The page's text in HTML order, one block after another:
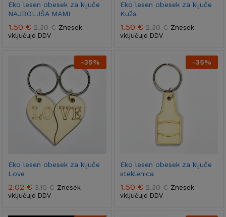
Eko lesen obesek za ključe
NAJBOLJŠA MAMI
1.50 € 2.30€ Znesek
vključuje DDV
Eko lesen obesek za ključe
Kuža
1.50 € 2.30€ Znesek
vključuje DDV
-35%
Eko lesen obesek za ključe
Love
2.02 € 3.10€ Znesek
vključuje DDV
-35%
Eko lesen obesek za ključe
steklenica
1.50 € 2.30€ Znesek
vključuje DDV